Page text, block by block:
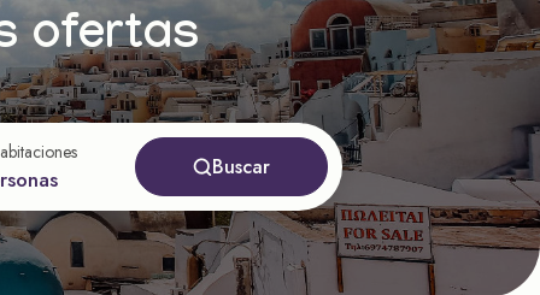
ofertas
Buscar